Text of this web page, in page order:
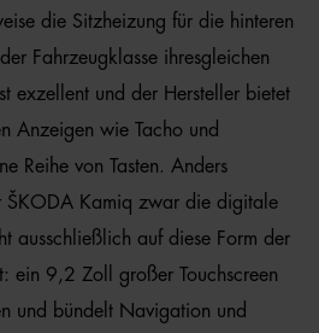
die Sitzheizung für die hinteren
Fahrzeugklasse ihresgleichen
exzellent und der Hersteller bietet
Anzeigen wie Tacho und
Reihe von Tasten. Anders
ŠKODA Kamiq zwar die digitale
ausschließlich auf diese Form der
ein 9,2 Zoll großer Touchscreen
und bündelt Navigation und